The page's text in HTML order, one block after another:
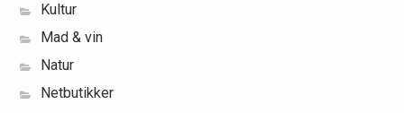
Kultur
Mad & vin
Natur
Netbutikker